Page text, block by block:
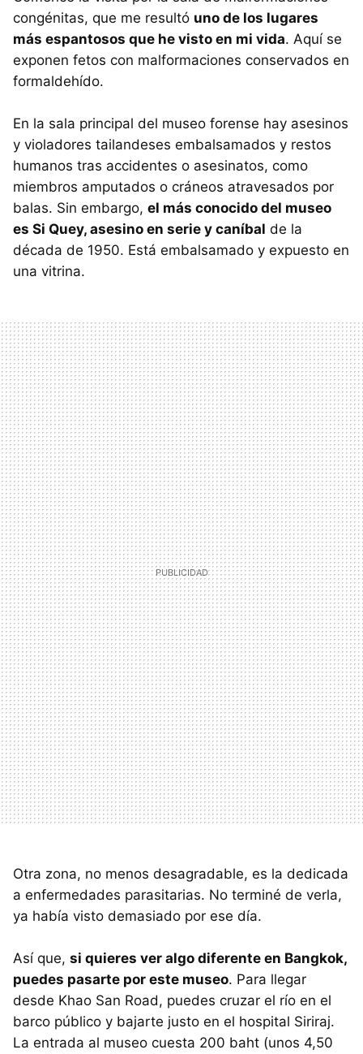
congénitas, que me resultó uno de los lugares
más espantosos que he visto en mi vida. Aquí se
exponen fetos con malformaciones conservados en
formaldehído.
En la sala principal del museo forense hay asesinos
y violadores tailandeses embalsamados y restos
humanos tras accidentes o asesinatos, como
miembros amputados o cráneos atravesados por
balas. Sin embargo, el más conocido del museo
es Si Quey, asesino en serie y caníbal de la
década de 1950. Está embalsamado y expuesto en
una vitrina.
Otra zona, no menos desagradable, es la dedicada
a enfermedades parasitarias. No terminé de verla,
ya había visto demasiado por ese día.
Así que, si quieres ver algo diferente en Bangkok,
puedes pasarte por este museo. Para llegar
desde Khao San Road, puedes cruzar el río en el
barco público y bajarte justo en el hospital Siriraj.
La entrada al museo cuesta 200 baht (unos 4,50